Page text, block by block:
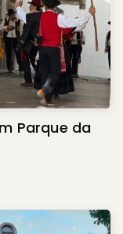
Parque da